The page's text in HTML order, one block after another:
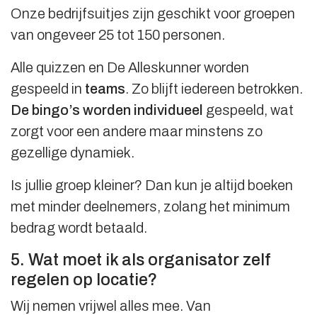
Onze bedrijfsuitjes zijn geschikt voor groepen
van ongeveer 25 tot 150 personen.
Alle quizzen en De Alleskunner worden
gespeeld in teams. Zo blijft iedereen betrokken.
De bingo’s worden individueel gespeeld, wat
zorgt voor een andere maar minstens zo
gezellige dynamiek.
Is jullie groep kleiner? Dan kun je altijd boeken
met minder deelnemers, zolang het minimum
bedrag wordt betaald.
5. Wat moet ik als organisator zelf
regelen op locatie?
Wij nemen vrijwel alles mee. Van